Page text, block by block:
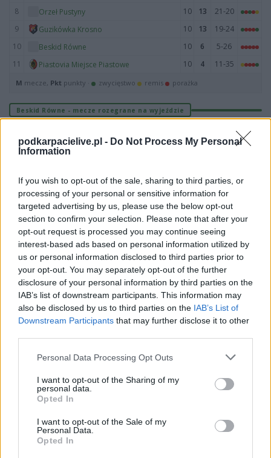
podkarpacielive.pl - Do Not Process My Personal
Information
If you wish to opt-out of the sale, sharing to third parties, or
processing of your personal or sensitive information for
targeted advertising by us, please use the below opt-out
section to confirm your selection. Please note that after your
opt-out request is processed you may continue seeing
interest-based ads based on personal information utilized by
us or personal information disclosed to third parties prior to
your opt-out. You may separately opt-out of the further
disclosure of your personal information by third parties on the
IAB’s list of downstream participants. This information may
also be disclosed by us to third parties on the IAB’s List of
Downstream Participants that may further disclose it to other
Please note that this website/app uses one or more Google
not limited to your visit or usage behaviour. You may click to
grant or deny consent to Google and its third-party tags to
use your data for below specified purposes in below Google
consent section.
Personal Data Processing Opt Outs
I want to opt-out of the Sharing of my
personal data.
Opted In
I want to opt-out of the Sale of my
Personal Data.
Opted In
8
Orzeł Pustyny 10 13
21-20
9
Guzikówka Krosno 10 13
19-24
10
Beskid Równe 10 6
5-26
11
Piastovia Miejsce Piastowe 10 4 11-35
M mecze, Pkt punkty · zwycięstwo remis porażka
Beskid Równe - mecze rozegrane na wyjeździe
FORMA
Huragan Jasionka
LKS Głowienka 10 20
36-13
LKS Lubatowa 10
23-15
5
Jasiołka Jaśliska 10 13
11-15
6
Nafciarz Bóbrka 10 11
12-23
Rotar Węglówka 10 11
20-30
8
Guzikówka Krosno 10 9
20-21
Orzeł Pustyny 9
10
Piastovia Miejsce Piastowe 10 4
13-34
11
Beskid Równe 10 0 1-37
Kamil Kłap